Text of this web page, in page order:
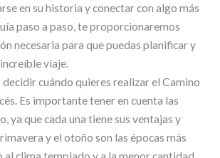
en su historia y conectar con algo más
paso a paso, te proporcionaremos
necesaria para que puedas planificar y
viaje.
decidir cuándo quieres realizar el Camino
Es importante tener en cuenta las
ya que cada una tiene sus ventajas y
y el otoño son las épocas más